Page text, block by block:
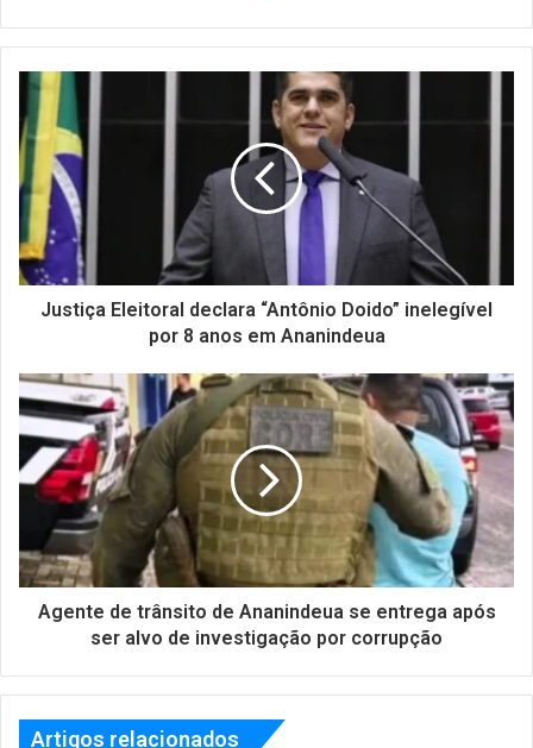
Justiça Eleitoral declara “Antônio Doido” inelegível
por 8 anos em Ananindeua
Agente de trânsito de Ananindeua se entrega após
ser alvo de investigação por corrupção
Artigos relacionados